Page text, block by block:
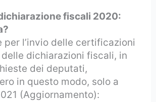
fiscali 2020:
per l’invio delle certificazioni
dichiarazioni fiscali, in
dei deputati,
in questo modo, solo a
(Aggiornamento):